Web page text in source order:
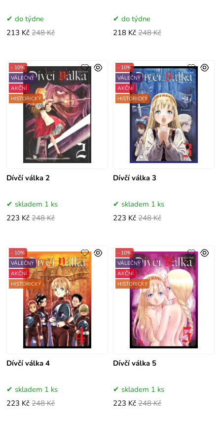
do týdne
213 Kč 248 Kč
do týdne
218 Kč 248 Kč
Dívčí válka 2
- 10%
VÁLEČNÝ
AKČNÍ
HISTORICKÝ
skladem 1 ks
223 Kč 248 Kč
Dívčí válka 3
- 10%
VÁLEČNÝ
AKČNÍ
HISTORICKÝ
skladem 1 ks
223 Kč 248 Kč
Dívčí válka 4
- 10%
VÁLEČNÝ
AKČNÍ
HISTORICKÝ
skladem 1 ks
223 Kč 248 Kč
Dívčí válka 5
- 10%
VÁLEČNÝ
AKČNÍ
HISTORICKÝ
skladem 1 ks
223 Kč 248 Kč